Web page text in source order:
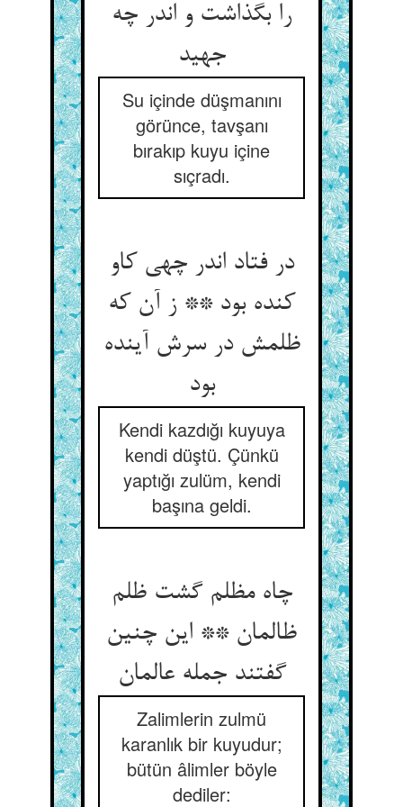
را بگذاشت و اندر چه
جهید
Su içinde düşmanını
görünce, tavşanı
bırakıp kuyu içine
sıçradı.
در فتاد اندر چهی کاو
کنده بود ** ز آن که
ظلمش در سرش آینده
بود
Kendi kazdığı kuyuya
kendi düştü. Çünkü
yaptığı zulüm, kendi
başına geldi.
چاه مظلم گشت ظلم
ظالمان ** این چنین
گفتند جمله عالمان‌‌
Zalimlerin zulmü
karanlık bir kuyudur;
bütün âlimler böyle
dediler: